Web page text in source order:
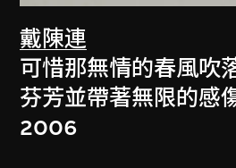
戴陳連
可惜那無情的春風吹
芬芳並帶著無限的感
2006